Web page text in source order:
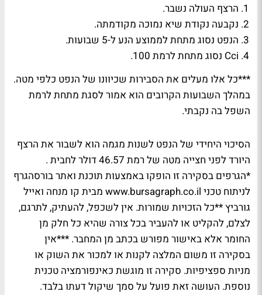
הרצף העולה נשבר.
נקבעה נקודת שיא נמוכה מקודמתה.
הנפט נסוג מתחת לממוצע הנע ל-5 שבועות.
Cci נסוג מתחת לרמת 100.
***כל אלו מעלים את הסבירות שכיוונו של הנפט כלפי מטה.
במהלך השבועות הקרובים הוא אמור לסגת מתחת לרמת
השפל בה נקבתי.
הסיכוי היחידי של הנפט לשנות מגמה הוא לשבור את הרצף
היורד לפני חצייה מטה של רמת 46.57 דולר לחבית .
*הגרפים בסקירה זו הופקו באמצעות תוכנת ואתר בורסהגרף
לניתוח טכני www.bursagraph.co.il מבית קו מנחה ואייל
גורביץ **כל הזכויות שמורות. אין לשכפל, להעתיק, לתרגם,
לצלם, להקליט או להעביר בכל צורה שהיא כל חלק מן
החומר אלא באישור מפורש בכתב מן המחבר. ***אין
בסקירה זו משום המלצה לקנות או למכור את השוק או
מניות ספציפיות. סקירה זו מוגשת כאינפורמציה טכנית
נוספת. העושה זאת פועל על סמך שיקול דעתו בלבד.